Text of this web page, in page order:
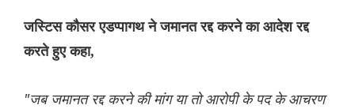
जस्टिस कौसर एडप्पागथ ने जमानत रद्द करने का आदेश रद्द
करते हुए कहा,
"जब जमानत रद्द करने की मांग या तो आरोपी के पद के आचरण